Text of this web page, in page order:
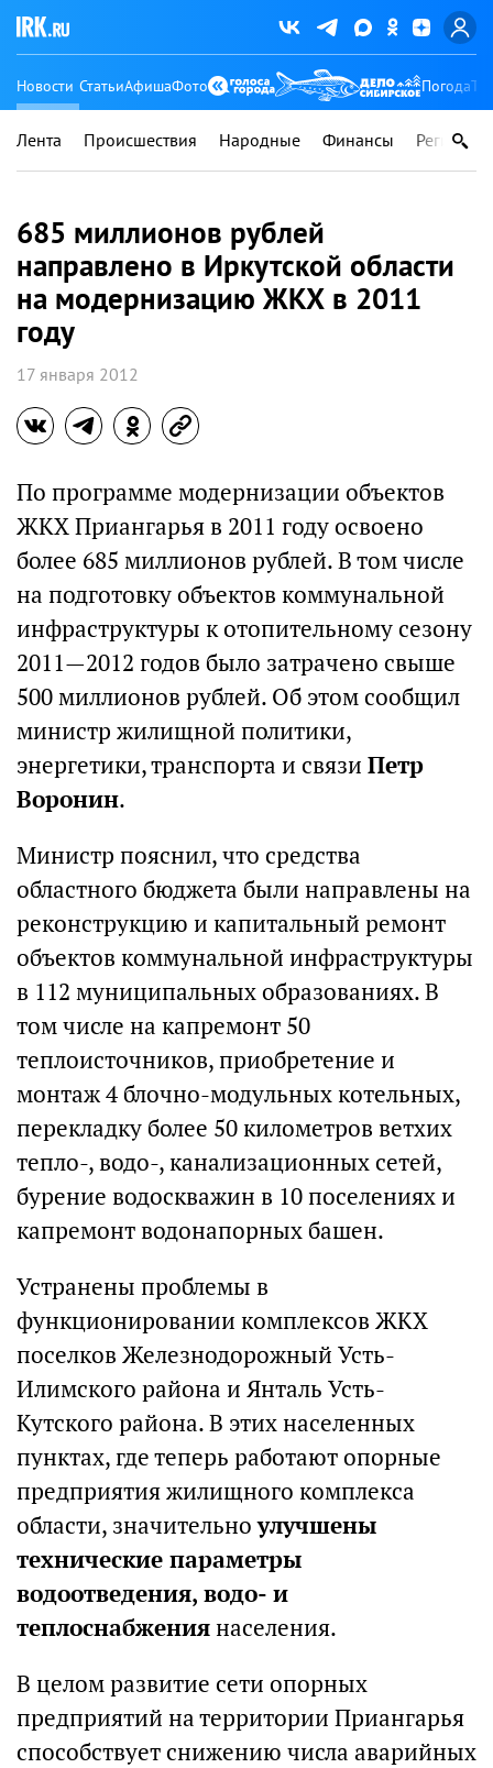
Новости СтатьиАфишаФото Погода
Лента Происшествия Народные Финансы Регионы
685 миллионов рублей
направлено в Иркутской области
на модернизацию ЖКХ в 2011
году
17 января 2012
По программе модернизации объектов
ЖКХ Приангарья в 2011 году освоено
более 685 миллионов рублей. В том числе
на подготовку объектов коммунальной
инфраструктуры к отопительному сезону
2011—2012 годов было затрачено свыше
500 миллионов рублей. Об этом сообщил
министр жилищной политики,
энергетики, транспорта и связи Петр
Воронин.
Министр пояснил, что средства
областного бюджета были направлены на
реконструкцию и капитальный ремонт
объектов коммунальной инфраструктуры
в 112 муниципальных образованиях. В
том числе на капремонт 50
теплоисточников, приобретение и
монтаж 4 блочно-модульных котельных,
перекладку более 50 километров ветхих
тепло-, водо-, канализационных сетей,
бурение водоскважин в 10 поселениях и
капремонт водонапорных башен.
Устранены проблемы в
функционировании комплексов ЖКХ
поселков Железнодорожный Усть-
Илимского района и Янталь Усть-
Кутского района. В этих населенных
пунктах, где теперь работают опорные
предприятия жилищного комплекса
области, значительноулучшены
технические параметры
водоотведения, водо- и
теплоснабжениянаселения.
В целом развитие сети опорных
предприятий на территории Приангарья
способствует снижению числа аварийных